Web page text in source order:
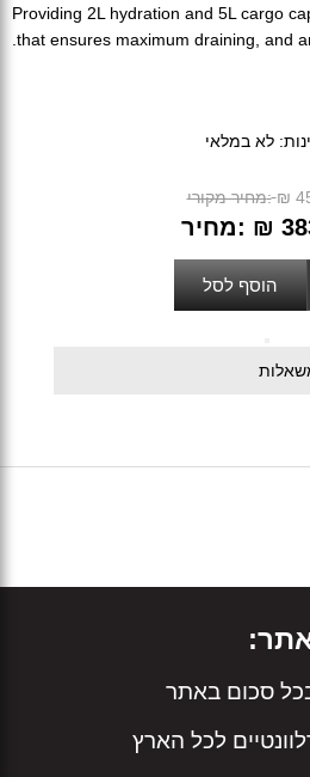
Providing 2L hydration and 5L cargo
that ensures maximum draining, and
לא במלאי
מחיר מקורי: ₪
מחיר: ₪
בכל סכום באתר
לכל הארץ